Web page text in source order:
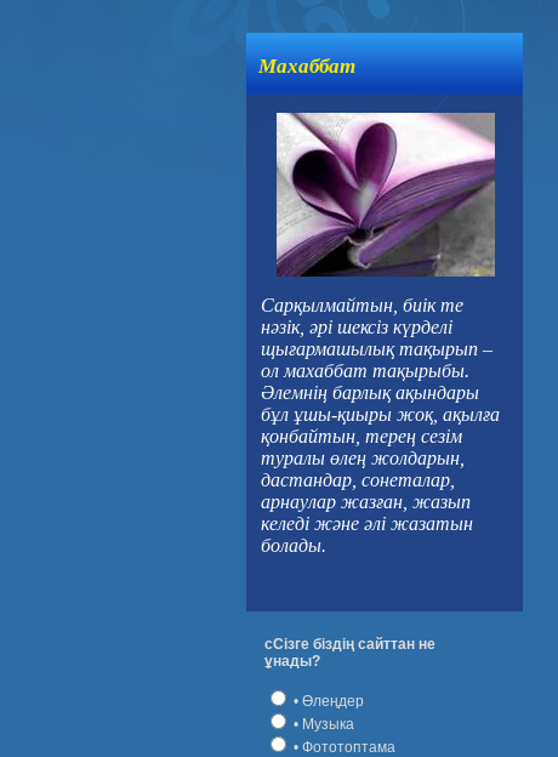
Махаббат
Сарқылмайтын, биік те
нәзік, әрі шексіз күрделі
щығармашылық тақырып –
ол махаббат тақырыбы.
Әлемнің барлық ақындары
бұл ұшы-қиыры жоқ, ақылға
қонбайтын, терең сезім
туралы өлең жолдарын,
дастандар, сонеталар,
арнаулар жазған, жазып
келеді және әлі жазатын
болады.
сСізге біздің сайттан не
ұнады?
• Өлеңдер
• Музыка
• Фототоптама